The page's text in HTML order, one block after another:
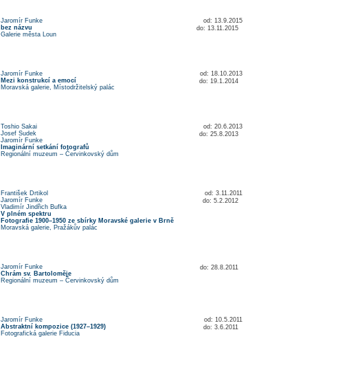
Jaromír Funke
bez názvu
Galerie města Loun
od: 13.9.2015
do: 13.11.2015
Jaromír Funke
Mezi konstrukcí a emocí
Moravská galerie, Místodržitelský palác
od: 18.10.2013
do: 19.1.2014
Toshio Sakai
Josef Sudek
Jaromír Funke
Imaginární setkání fotografů
Regionální muzeum – Červinkovský dům
od: 20.6.2013
do: 25.8.2013
František Drtikol
Jaromír Funke
Vladimír Jindřich Bufka
V plném spektru
Fotograﬁe 1900–1950 ze sbírky Moravské galerie v Brně
Moravská galerie, Pražákův palác
od: 3.11.2011
do: 5.2.2012
Jaromír Funke
Chrám sv. Bartoloměje
Regionální muzeum – Červinkovský dům
do: 28.8.2011
Jaromír Funke
Abstraktní kompozice (1927–1929)
Fotografická galerie Fiducia
od: 10.5.2011
do: 3.6.2011